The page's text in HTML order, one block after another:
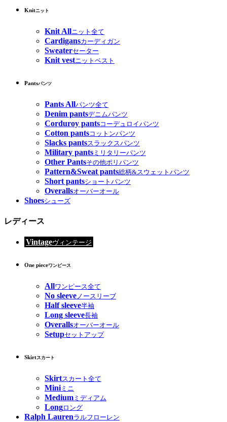
Knitニット
Knit Allニット全て
Cardigansカーディガン
Sweaterセーター
Knit vestニットベスト
Pantsパンツ
Pants Allパンツ全て
Denim pantsデニムパンツ
Corduroy pantsコーデュロイパンツ
Cotton pantsコットンパンツ
Slacks pantsスラックスパンツ
Military pants ミリタリーパンツ
Other Pantsその他ポリパンツ
Pattern&Sweat pants総柄&スウェットパンツ
Short pantsショートパンツ
Overallsオーバーオール
Shoesシューズ
レディース
Vintageヴィンテージ
One pieceワンピース
Allワンピース全て
No sleeveノースリーブ
Half sleeve半袖
Long sleeve長袖
Overallsオーバーオール
Setupセットアップ
Skirtスカート
Skirtスカート全て
Miniミニ
Medium ミディアム
Longロング
Ralph Laurenラルフローレン